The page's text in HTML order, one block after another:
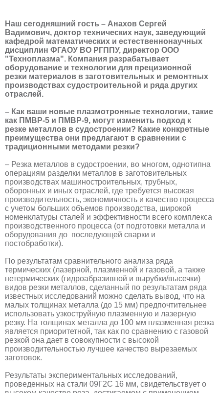
Наш сегодняшний гость – Анахов Сергей
Вадимович, доктор технических наук, заведующий
кафедрой математических и естественнонаучных
дисциплин ФГАОУ ВО РГППУ, директор ООО
"Техноплазма". Компания разрабатывает
оборудование и технологии для прецизионной
резки материалов в заготовительных и ремонтных
производствах судостроительной и ряда других
отраслей.
– Как ваши новые плазмотронные технологии, такие
как ПМВР-5 и ПМВР-9, могут изменить подход к
резке металлов в судостроении? Какие конкретные
преимущества они предлагают в сравнении с
традиционными методами резки?
– Резка металлов в судостроении, во многом, однотипна
операциям разделки металлов в заготовительных
производствах машиностроительных, трубных,
оборонных и иных отраслей, где требуется высокая
производительность, экономичность и качество процесса
с учетом больших объемов производства, широкой
номенклатуры сталей и эффективности всего комплекса
производственного процесса (от подготовки металла и
оборудования до последующей сварки и
постобработки).
По результатам сравнительного анализа ряда
термических (лазерной, плазменной и газовой, а также
нетермических (гидроабразивной и вырубки/высечки)
видов резки металлов, сделанный по результатам ряда
известных исследований можно сделать вывод, что на
малых толщинах металла (до 15 мм) предпочтительнее
использовать узкоструйную плазменную и лазерную
резку. На толщинах металла до 100 мм плазменная резка
является приоритетной, так как по сравнению с газовой
резкой она дает в совокупности с высокой
производительностью лучшее качество вырезаемых
заготовок.
Результаты экспериментальных исследований,
проведенных на стали 09Г2С 16 мм, свидетельствует о